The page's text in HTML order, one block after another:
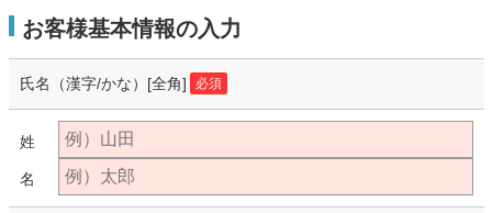
お客様基本情報の入力
氏名（漢字/かな） [全角] 必須
姓
名